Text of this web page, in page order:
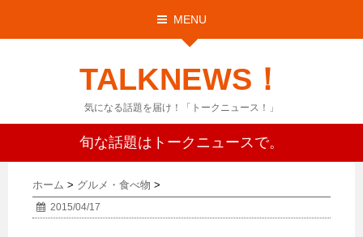
MENU
TALKNEWS！
気になる話題を届け！「トークニュース！」
旬な話題はトークニュースで。
ホーム > グルメ・食べ物 >
2015/04/17